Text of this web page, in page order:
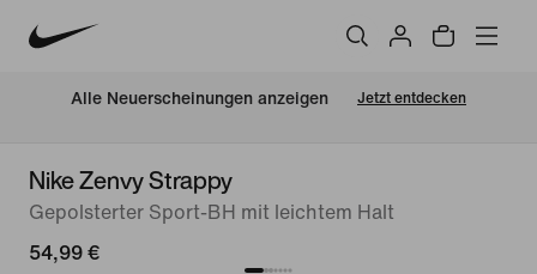
Alle Neuerscheinungen anzeigen Jetzt entdecken
Nike Zenvy Strappy
Gepolsterter Sport-BH mit leichtem Halt
54,99 €